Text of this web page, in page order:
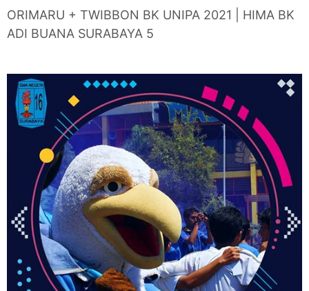
ORIMARU + TWIBBON BK UNIPA 2021 | HIMA BK
ADI BUANA SURABAYA 5